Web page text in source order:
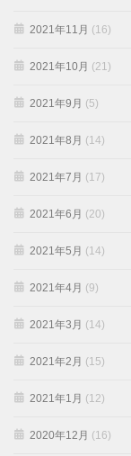
2021年11月 (16)
2021年10月 (21)
2021年9月 (5)
2021年8月 (14)
2021年7月 (17)
2021年6月 (20)
2021年5月 (14)
2021年4月 (9)
2021年3月 (14)
2021年2月 (15)
2021年1月 (12)
2020年12月 (16)